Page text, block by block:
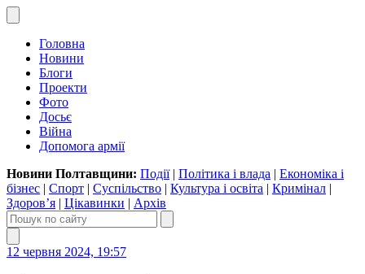
Головна
Новини
Блоги
Проекти
Фото
Досьє
Війна
Допомога армії
Новини Полтавщини: Події| Політика і влада | Економіка і
бізнес | Спорт | Суспільство | Культура і освіта | Кримінал |
Здоров’я | Цікавинки | Архів
12 червня 2024, 19:57